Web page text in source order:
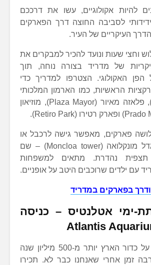
להיות אקולוגיים, עשו את דרככם
לסביבה החוצה דרך הפארקים
הדרך העיקריים של העיר.
וחצי שעות ונועד להכיר למבקרים את
של מדריד בצורה נוחה, תוך
האקולוגי. הצטרפו למדריך כדי
הראשיות, כמו הארמון המלכותי
(Royal Palace), פלאזה מאיור (Plaza Mayor), מוזיאון
פארקים, מאפשר גישה לרכבל או
טיפוס רגלי למגדל מונקלואה (Moncloa tower) – שם
נהדרת. מתאים למשפחות
עם ילדים שרוכבים היטב על אופניים.
בפארקים במדריד
ימי אטלנטיס – כניסה
מדוזות נמצאות על כדור הארץ יותר מ-500 מיליון שנה
זמן אחרי שאנחנו כבר לא. תכירו